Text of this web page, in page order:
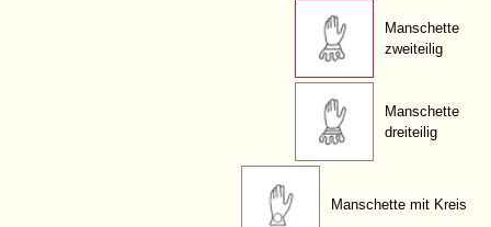
Manschette
zweiteilig
Manschette
dreiteilig
Manschette mit Kreis